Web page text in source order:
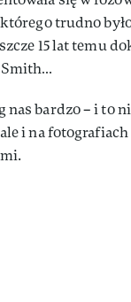
trudno
15 lat temu
Smith…
nas bardzo – i to
i na